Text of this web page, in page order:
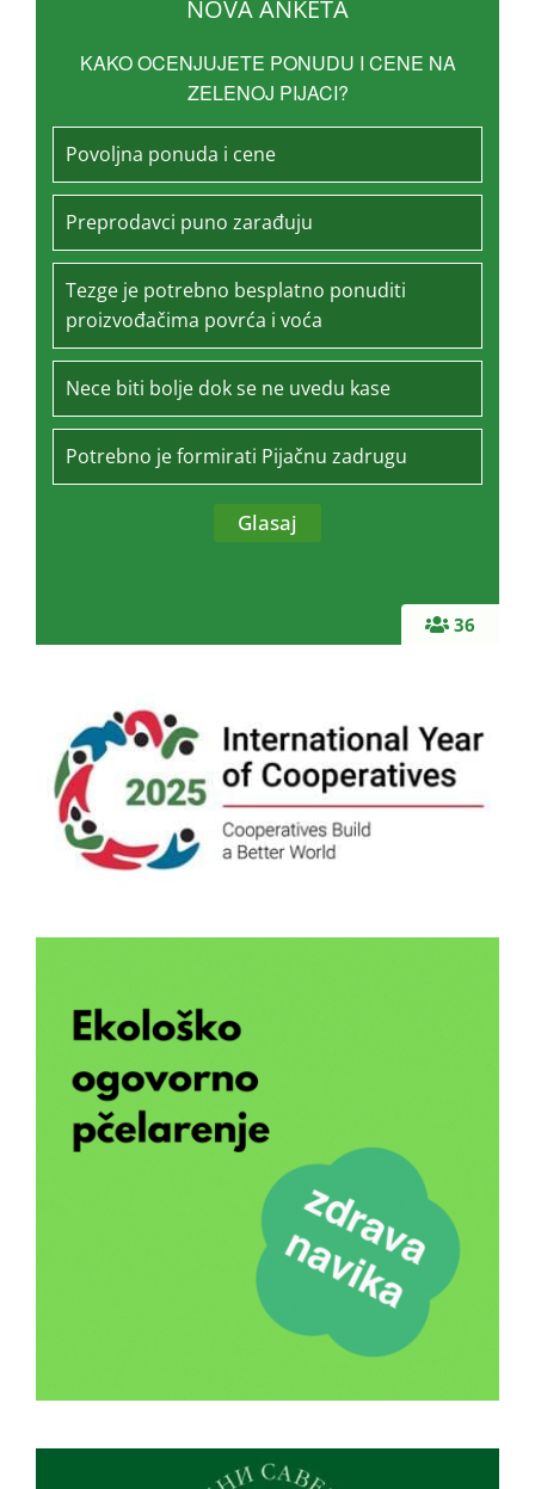
36
NOVA ANKETA
KAKO OCENJUJETE PONUDU I CENE NA
ZELENOJ PIJACI?
Povoljna ponuda i cene
Preprodavci puno zarađuju
Tezge je potrebno besplatno ponuditi
proizvođačima povrća i voća
Nece biti bolje dok se ne uvedu kase
Potrebno je formirati Pijačnu zadrugu